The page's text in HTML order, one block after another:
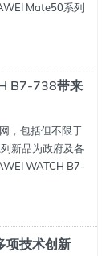
Mate50系列
B7-738带来
，包括但不限于
新品为政府及各
WATCH B7-
项技术创新